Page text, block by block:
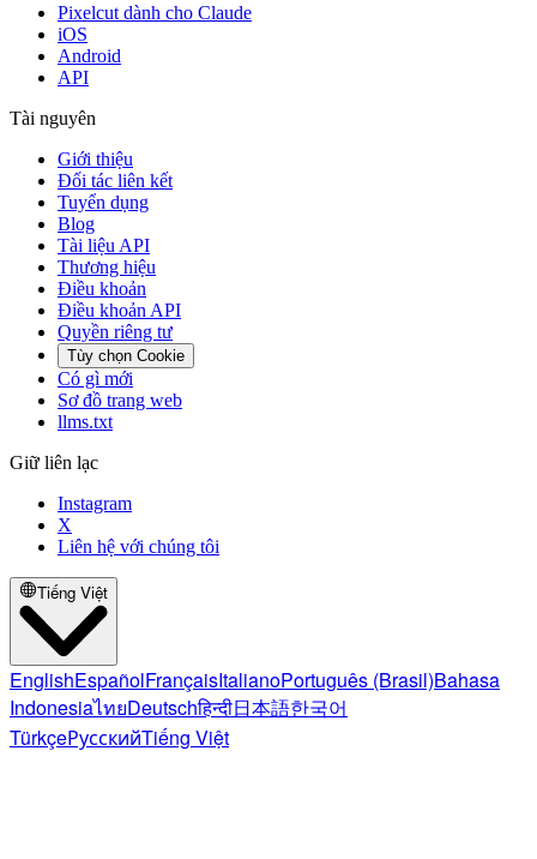
Pixelcut dành cho Claude
iOS
Android
API
Tài nguyên
Giới thiệu
Đối tác liên kết
Tuyển dụng
Blog
Tài liệu API
Thương hiệu
Điều khoản
Điều khoản API
Quyền riêng tư
Tùy chọn Cookie
Có gì mới
Sơ đồ trang web
llms.txt
Giữ liên lạc
Instagram
X
Liên hệ với chúng tôi
Tiếng Việt
EnglishEspañolFrançaisItalianoPortuguês (Brasil)Bahasa
IndonesiaไทยDeutschहिन्दी日本語한국어
TürkçeРусскийTiếng Việt